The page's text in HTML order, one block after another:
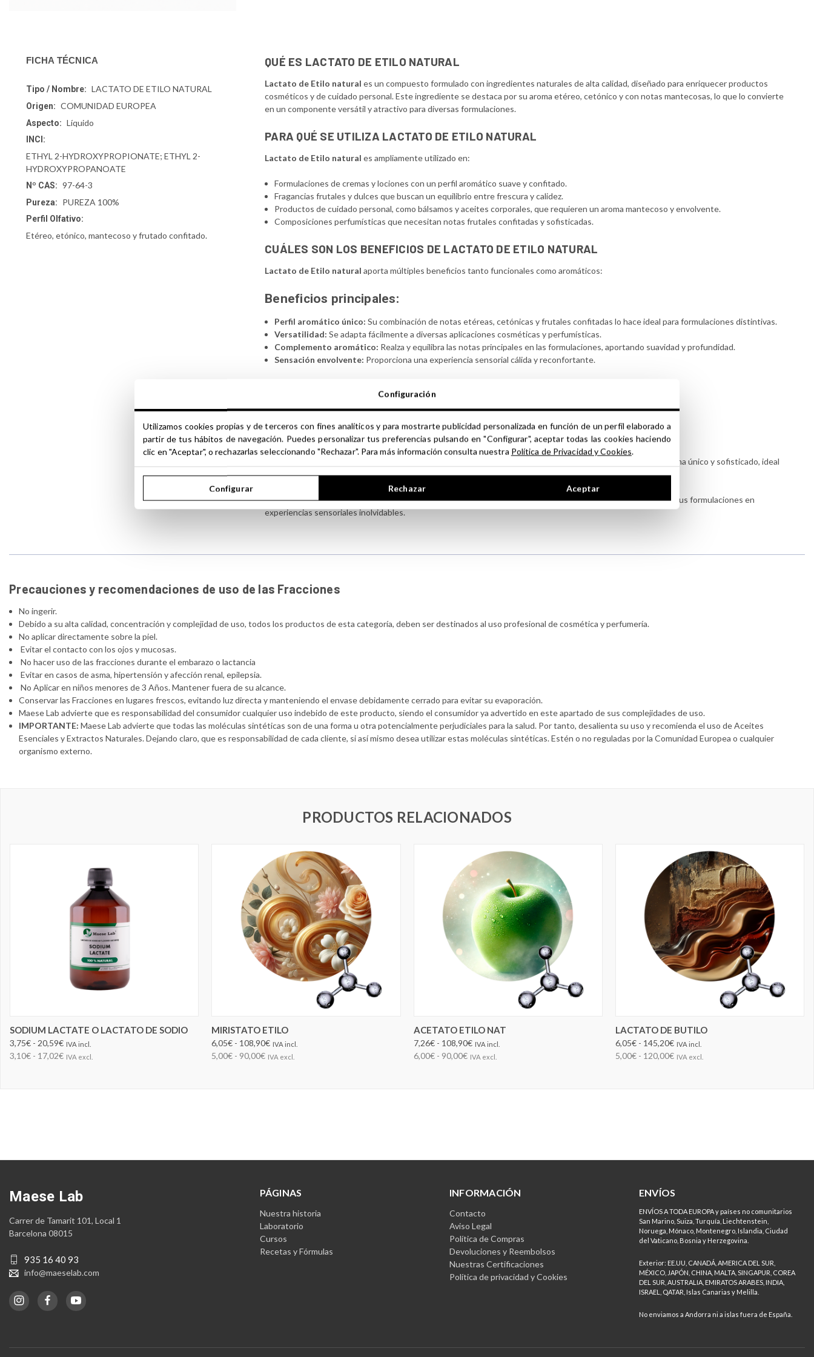
FICHA TÉCNICA
Tipo / Nombre: LACTATO DE ETILO NATURAL
Origen: COMUNIDAD EUROPEA
Aspecto: Líquido
INCI:
ETHYL 2-HYDROXYPROPIONATE; ETHYL 2-
HYDROXYPROPANOATE
Nº CAS: 97-64-3
Pureza: PUREZA 100%
Perfil Olfativo:
Etéreo, etónico, mantecoso y frutado confitado.
QUÉ ES LACTATO DE ETILO NATURAL
Lactato de Etilo natural es un compuesto formulado con ingredientes naturales de alta calidad, diseñado para enriquecer productos
cosméticos y de cuidado personal. Este ingrediente se destaca por su aroma etéreo, cetónico y con notas mantecosas, lo que lo convierte
en un componente versátil y atractivo para diversas formulaciones.
PARA QUÉ SE UTILIZA LACTATO DE ETILO NATURAL
Lactato de Etilo natural es ampliamente utilizado en:
Formulaciones de cremas y lociones con un perfil aromático suave y confitado.
Fragancias frutales y dulces que buscan un equilibrio entre frescura y calidez.
Productos de cuidado personal, como bálsamos y aceites corporales, que requieren un aroma mantecoso y envolvente.
Composiciones perfumísticas que necesitan notas frutales confitadas y sofisticadas.
CUÁLES SON LOS BENEFICIOS DE LACTATO DE ETILO NATURAL
Lactato de Etilo natural aporta múltiples beneficios tanto funcionales como aromáticos:
Beneficios principales:
Perfil aromático único: Su combinación de notas etéreas, cetónicas y frutales confitadas lo hace ideal para formulaciones distintivas.
Versatilidad: Se adapta fácilmente a diversas aplicaciones cosméticas y perfumísticas.
Complemento aromático: Realza y equilibra las notas principales en las formulaciones, aportando suavidad y profundidad.
Sensación envolvente: Proporciona una experiencia sensorial cálida y reconfortante.
Características aromáticas:
Aroma primario:Etéreo.
Aroma secundario:Cetónico.
Aromas terciarios:Mantecoso, frutado confitado.
es una excelente opción para quienes buscan enriquecer sus productos con un aroma único y sofisticado, ideal
para transmitir calidez y elegancia en cada aplicación.
Explora nuestra gama de químicos aromáticos y descubre cómoLactato de Etilo naturalpuede transformar tus formulaciones en
experiencias sensoriales inolvidables.
Precauciones y recomendaciones de uso de las Fracciones
No ingerir.
Debido a su alta calidad, concentración y complejidad de uso, todos los productos de esta categoría, deben ser destinados al uso profesional de cosmética y perfumería.
No aplicar directamente sobre la piel.
Evitar el contacto con los ojos y mucosas.
No hacer uso de las fracciones durante el embarazo o lactancia
Evitar en casos de asma, hipertensión y afección renal, epilepsia.
No Aplicar en niños menores de 3 Años. Mantener fuera de su alcance.
Conservar las Fracciones en lugares frescos, evitando luz directa y manteniendo el envase debidamente cerrado para evitar su evaporación.
Maese Lab advierte que es responsabilidad del consumidor cualquier uso indebido de este producto, siendo el consumidor ya advertido en este apartado de sus complejidades de uso.
IMPORTANTE: Maese Lab advierte que todas las moléculas sintéticas son de una forma u otra potencialmente perjudiciales para la salud. Por tanto, desalienta su uso y recomienda el uso de Aceites
Esenciales y Extractos Naturales. Dejando claro, que es responsabilidad de cada cliente, si así mismo desea utilizar estas moléculas sintéticas. Estén o no reguladas por la Comunidad Europea o cualquier
organismo externo.
PRODUCTOS RELACIONADOS
ELEGIR OPCIONES
SODIUM LACTATE O LACTATO DE SODIO
3,75€ - 20,59€ IVA incl.
3,10€ - 17,02€ IVA excl.
ELEGIR OPCIONES
MIRISTATO ETILO
6,05€ - 108,90€ IVA incl.
5,00€ - 90,00€ IVA excl.
ELEGIR OPCIONES
ACETATO ETILO NAT
7,26€ - 108,90€ IVA incl.
6,00€ - 90,00€ IVA excl.
ELEGIR OPCIONES
LACTATO DE BUTILO
6,05€ - 145,20€ IVA incl.
5,00€ - 120,00€ IVA excl.
PÁGINAS
Nuestra historia
Laboratorio
Cursos
Recetas y Fórmulas
INFORMACIÓN
Contacto
Aviso Legal
Política de Compras
Devoluciones y Reembolsos
Nuestras Certificaciones
Política de privacidad y Cookies
ENVÍOS
ENVÍOS A TODA EUROPA y países no comunitarios
San Marino, Suiza, Turquía, Liechtenstein,
Noruega, Mónaco, Montenegro, Islandia, Ciudad
del Vaticano, Bosnia y Herzegovina.
Exterior: EE.UU, CANADÁ, AMERICA DEL SUR,
MÉXICO, JAPÓN, CHINA, MALTA, SINGAPUR, COREA
DEL SUR, AUSTRALIA, EMIRATOS ARABES, INDIA,
ISRAEL, QATAR, Islas Canarias y Melilla.
No enviamos a Andorra ni a islas fuera de España.
Maese Lab
Carrer de Tamarit 101, Local 1
Barcelona 08015
935 16 40 93
info@maeselab.com
Configuración
Utilizamos cookies propias y de terceros con fines analíticos y para mostrarte publicidad personalizada en función de un perfil elaborado a
partir de tus hábitos de navegación. Puedes personalizar tus preferencias pulsando en "Configurar", aceptar todas las cookies haciendo
clic en "Aceptar", o rechazarlas seleccionando "Rechazar". Para más información consulta nuestra Política de Privacidad y Cookies.
Configurar Rechazar Aceptar